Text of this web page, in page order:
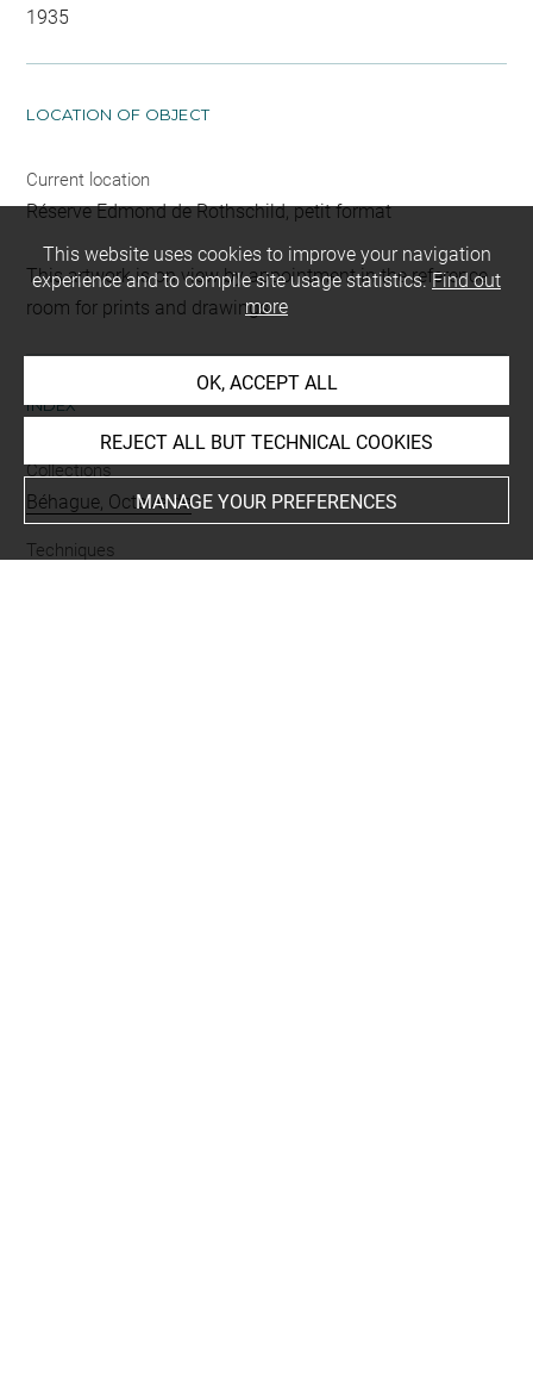
1935
LOCATION OF OBJECT
Current location
Réserve Edmond de Rothschild, petit format
This artwork is on view by appointment in the reference
room for prints and drawings
INDEX
Collections
Béhague, Octave de
Techniques
This website uses cookies to improve your navigation
experience and to compile site usage statistics.Find out
more
OK, ACCEPT ALL
REJECT ALL BUT TECHNICAL COOKIES
MANAGE YOUR PREFERENCES